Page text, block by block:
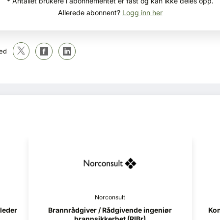
Allerede abonnent? Logg inn her
Norconsult
Konstruksjonsteknikk (RIB) - Helgeland